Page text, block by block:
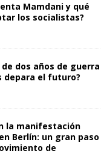
Mamdani y qué
los socialistas?
dos años de guerra
depara el futuro?
la manifestación
Berlín: un gran paso
de